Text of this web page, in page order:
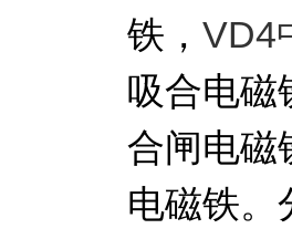
铁， VD4
吸合电磁
合闸电磁
电磁铁。